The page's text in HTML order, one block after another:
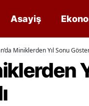
Asayiş
Miniklerden Yıl Sonu